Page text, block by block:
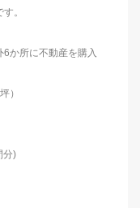
。
か所に不動産を購入
）
分)